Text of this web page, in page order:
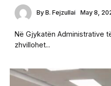
By B. Fejzullai May 8,
Në Gjykatën Administrative
zhvillohet...